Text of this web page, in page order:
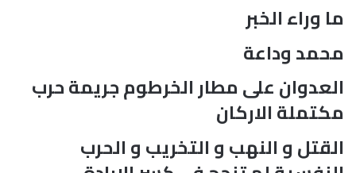
ما وراء الخبر
محمد وداعة
العدوان على مطار الخرطوم جريمة حرب
مكتملة الاركان
القتل و النهب و التخريب و الحرب